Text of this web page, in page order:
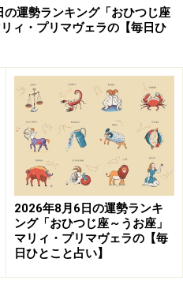
2月19日～3月20日生
」
。生命保険の見直しは◎。
運勢ランキング「おひつじ座
ィ・プリマヴェラの【毎日ひ
2026年8月6日の運勢ランキ
ング「おひつじ座～うお座」
マリィ・プリマヴェラの【毎
日ひとこと占い】